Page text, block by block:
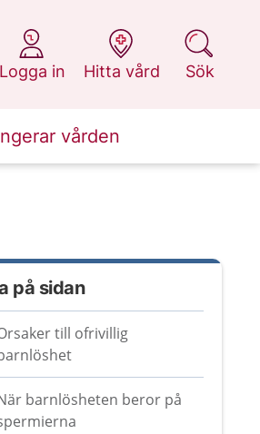
Logga in
på 1177.se
Hitta vård
på 1177.se
Sök
på 1177.se
vården
på sidan
till ofrivillig
barnlösheten beror på